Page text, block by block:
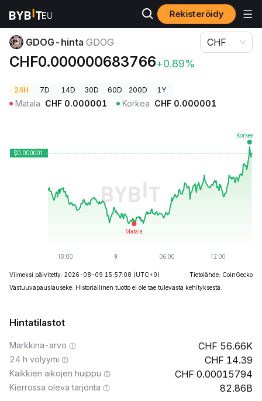
Rekisteröidy
Kryptohinnat
GDOG-hinta GDOG
CHF0.000000683766+0.89%
CHF
24H 7D 14D 30D 60D 200D 1Y
Matala CHF 0.000001 Korkea CHF 0.000001
Viimeksi päivitetty: 2026-08-09 15:57:08 (UTC+0)
Tietolähde: CoinGecko
Vastuuvapauslauseke: Historiallinen tuotto ei ole tae tulevasta kehityksestä.
Hintatilastot
Markkina-arvo 56.66K
24 h volyymi 14.39
Kaikkien aikojen huippu 0.00015794
Kierrossa oleva tarjonta 82.86B